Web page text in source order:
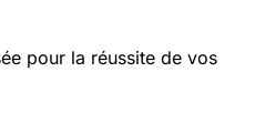
pour la réussite de vos